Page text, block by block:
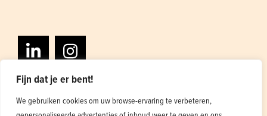
Fijn dat je er bent!
We gebruiken cookies om uw browse-ervaring te verbeteren,